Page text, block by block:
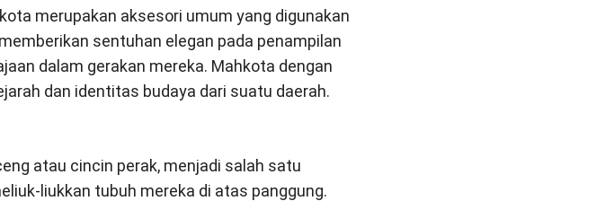
merupakan aksesori umum yang digunakan
sentuhan elegan pada penampilan
dalam gerakan mereka. Mahkota dengan
dan identitas budaya dari suatu daerah.
atau cincin perak, menjadi salah satu
liukkan tubuh mereka di atas panggung.